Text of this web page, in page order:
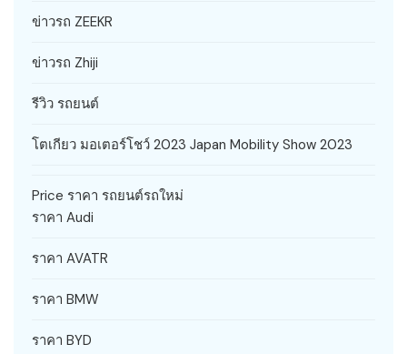
ข่าวรถ ZEEKR
ข่าวรถ Zhiji
รีวิว รถยนต์
โตเกียว มอเตอร์โชว์ 2023 Japan Mobility Show 2023
Price ราคา รถยนต์รถใหม่
ราคา Audi
ราคา AVATR
ราคา BMW
ราคา BYD